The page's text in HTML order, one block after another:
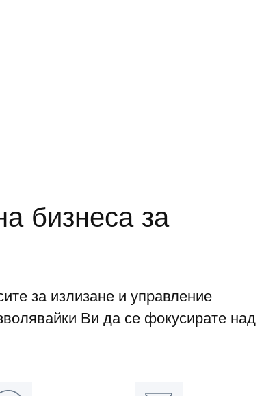
бизнеса за
за излизане и управление
Ви да се фокусирате над